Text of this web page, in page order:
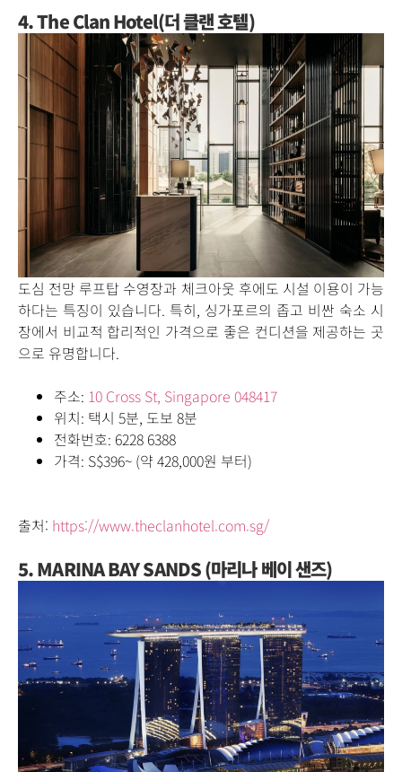
4. The Clan Hotel(더 클랜 호텔)
도심 전망 루프탑 수영장과 체크아웃 후에도 시설 이용이 가능
하다는 특징이 있습니다. 특히, 싱가포르의 좁고 비싼 숙소 시
장에서 비교적 합리적인 가격으로 좋은 컨디션을 제공하는 곳
으로 유명합니다.
주소: 10 Cross St, Singapore 048417
위치: 택시 5분, 도보 8분
전화번호: 6228 6388
가격: S$396~ (약 428,000원 부터)
출처: https://www.theclanhotel.com.sg/
5. MARINA BAY SANDS (마리나 베이 샌즈)